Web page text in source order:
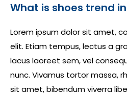
What is shoes trend in
Lorem ipsum dolor sit amet,
elit. Etiam tempus, lectus a
lacus laoreet sem, vel
nunc. Vivamus tortor massa,
sit amet, bibendum viverra